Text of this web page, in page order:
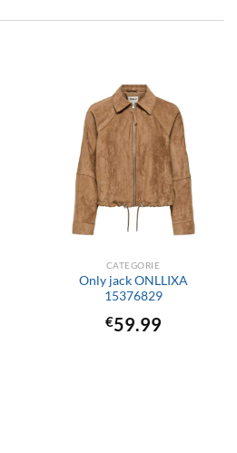
CATEGORIE
Only jack ONLLIXA
15376829
€59.99